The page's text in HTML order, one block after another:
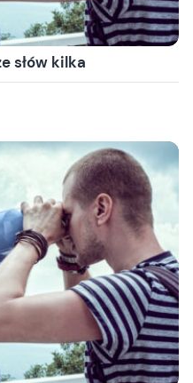
słów kilka